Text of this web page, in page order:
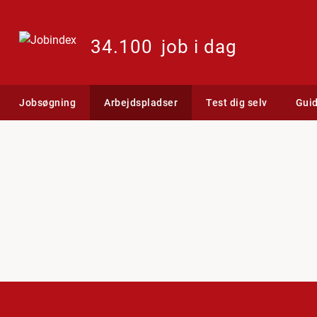
34.100 job i dag
Jobsøgning Arbejdspladser Test dig selv